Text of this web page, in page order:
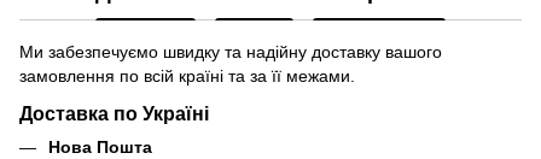
Ми забезпечуємо швидку та надійну доставку вашого
замовлення по всій країні та за її межами.
Доставка по Україні
Нова Пошта